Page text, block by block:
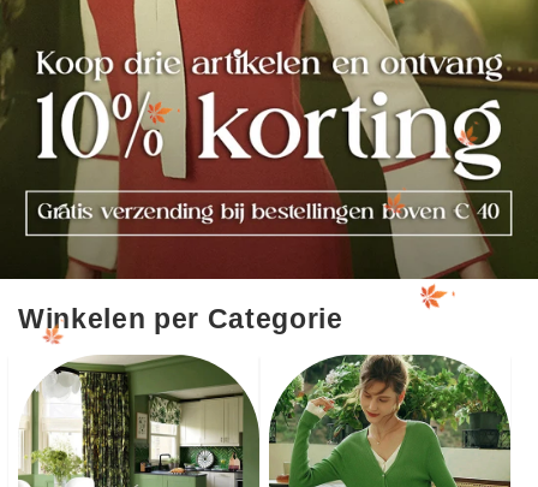
Winkelen per Categorie